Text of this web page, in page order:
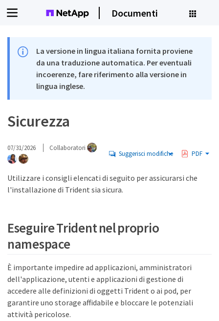
Documenti
La versione in lingua italiana fornita proviene
da una traduzione automatica. Per eventuali
incoerenze, fare riferimento alla versione in
lingua inglese.
Sicurezza
07/31/2026 Collaboratori
Suggerisci modifiche PDF
Utilizzare i consigli elencati di seguito per assicurarsi che
l'installazione di Trident sia sicura.
Eseguire Trident nel proprio
namespace
È importante impedire ad applicazioni, amministratori
dell'applicazione, utenti e applicazioni di gestione di
accedere alle definizioni di oggetti Trident o ai pod, per
garantire uno storage affidabile e bloccare le potenziali
attività pericolose.